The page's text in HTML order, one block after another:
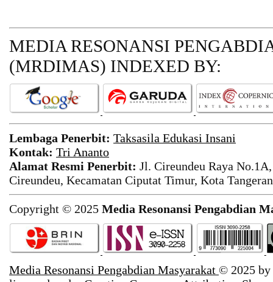
MEDIA RESONANSI
(MRDIMAS) INDEXED BY:
Lembaga Penerbit: Taksasila Edukasi Insani
Kontak: Tri Ananto
Alamat Resmi Penerbit: Jl. Cireundeu Raya
Cireundeu, Kecamatan Ciputat Timur, Kota
Copyright © 2025 Media Resonansi Pengabdian
Media Resonansi Pengabdian Masyarakat © 2025 by